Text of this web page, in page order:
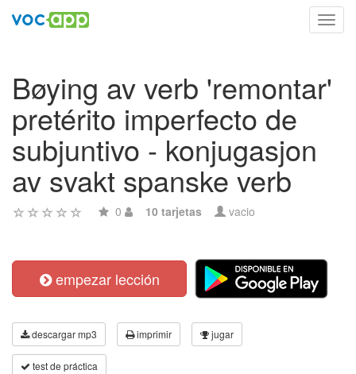
Bøying av verb 'remontar'
pretérito imperfecto de
subjuntivo - konjugasjon
av svakt spanske verb
0 10 tarjetas vacio
empezar lección
descargar mp3 imprimir jugar
test de práctica